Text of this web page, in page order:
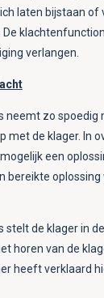
laten bijstaan of
verlangen.
neemt zo spoedig
met de klager. In
een
bereikte
stelt de klager in
horen van de
heeft verklaard